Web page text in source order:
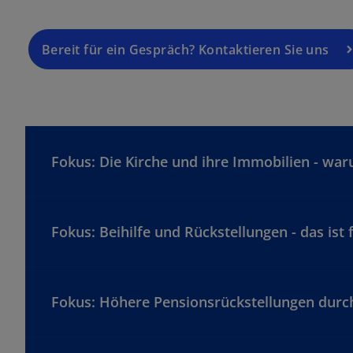
Bereit für ein Gespräch? Kontaktieren Sie uns
Fokus: Die Kirche und ihre Immobilien -
Fokus: Beihilfe und Rückstellungen - das
Fokus: Höhere Pensionsrückstellungen